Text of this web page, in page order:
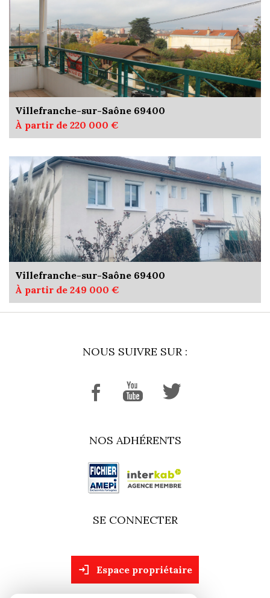
Villefranche-sur-Saône 69400
À partir de 220 000 €
Villefranche-sur-Saône 69400
À partir de 249 000 €
NOUS SUIVRE SUR :
NOS ADHÉRENTS
SE CONNECTER
espace propriétaire